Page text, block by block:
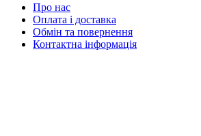
Про нас
Оплата і доставка
Обмін та повернення
Контактна інформація